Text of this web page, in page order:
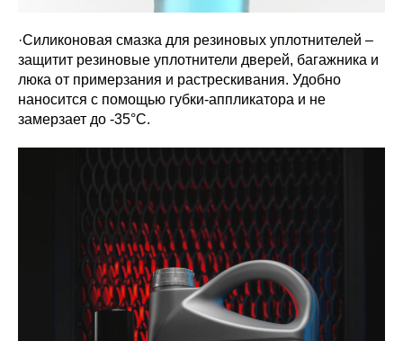
·Силиконовая смазка для резиновых уплотнителей –
защитит резиновые уплотнители дверей, багажника и
люка от примерзания и растрескивания. Удобно
наносится с помощью губки-аппликатора и не
замерзает до -35°С.